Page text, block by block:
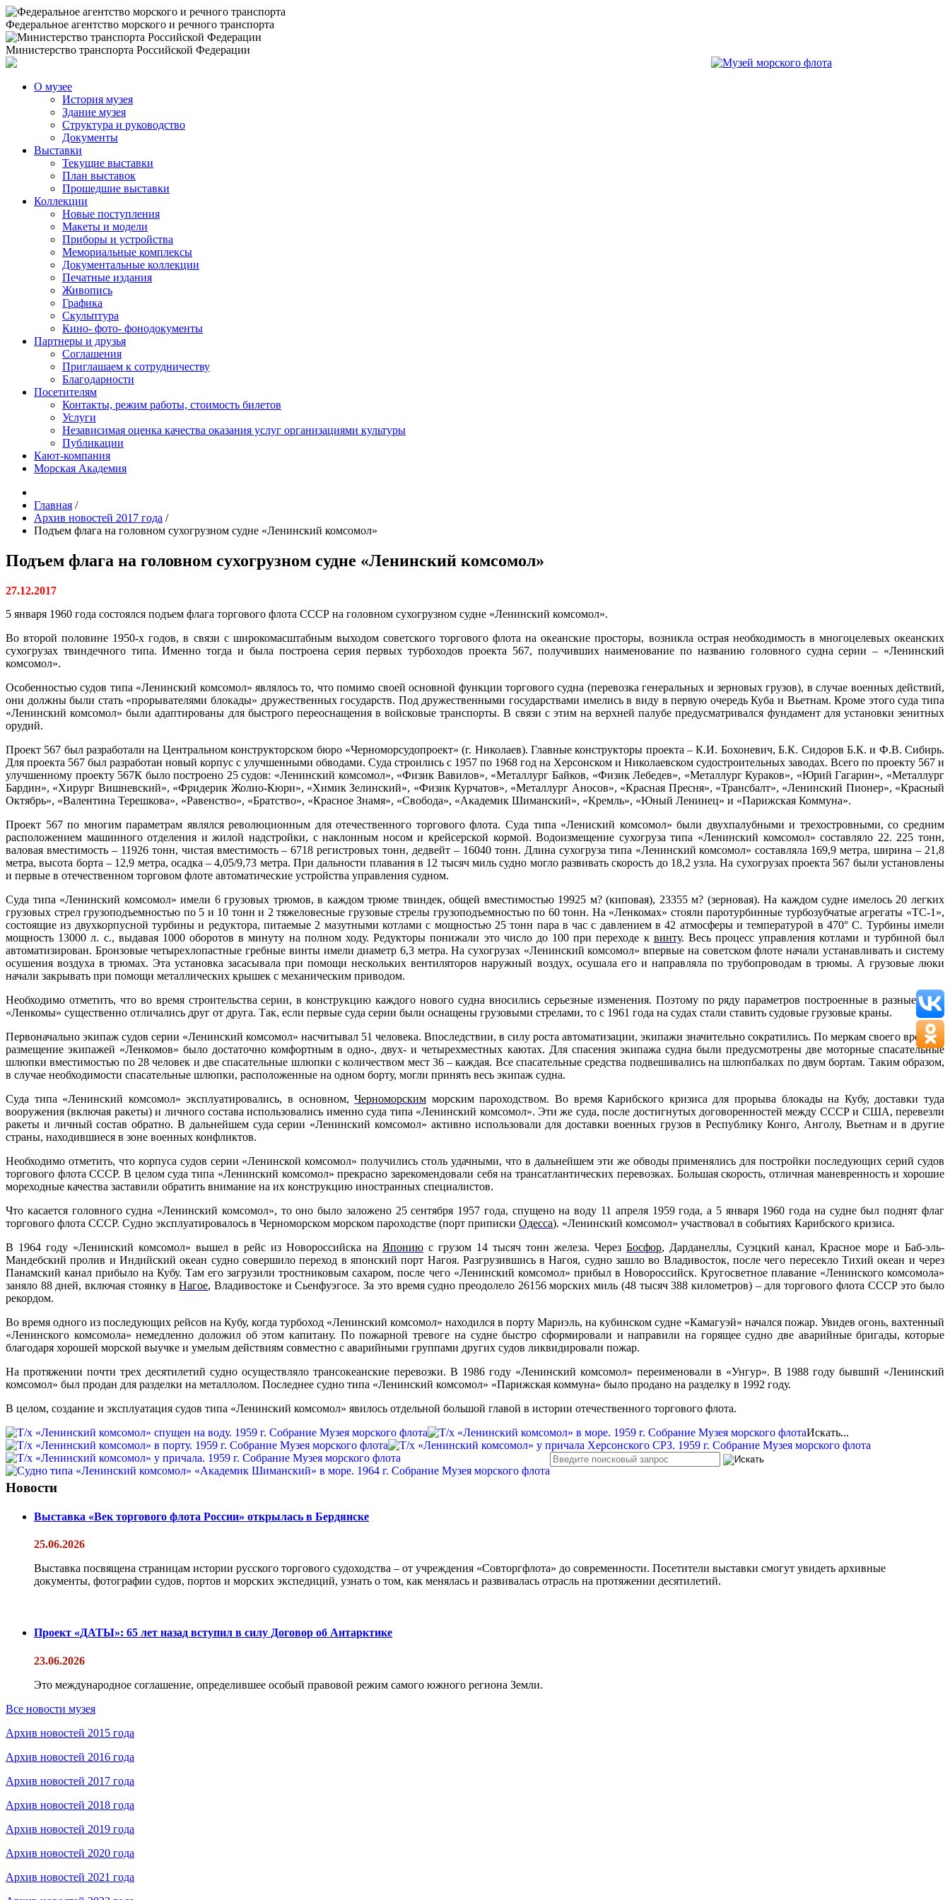
Федеральное агентство морского и речного транспорта
Министерство транспорта Российской Федерации
О музее
История музея
Здание музея
Структура и руководство
Документы
Выставки
Текущие выставки
План выставок
Прошедшие выставки
Коллекции
Новые поступления
Макеты и модели
Приборы и устройства
Мемориальные комплексы
Документальные коллекции
Печатные издания
Живопись
Графика
Скульптура
Кино- фото- фонодокументы
Партнеры и друзья
Соглашения
Приглашаем к сотрудничеству
Благодарности
Посетителям
Контакты, режим работы, стоимость билетов
Услуги
Независимая оценка качества оказания услуг организациями культуры
Публикации
Кают-компания
Морская Академия
Главная /
Архив новостей 2017 года /
Подъем флага на головном сухогрузном судне «Ленинский комсомол»
Подъем флага на головном сухогрузном судне «Ленинский комсомол»
27.12.2017
5 января 1960 года состоялся подъем флага торгового флота СССР на головном сухогрузном судне «Ленинский комсомол».
Во второй половине 1950-х годов, в связи с широкомасштабным выходом советского торгового флота на океанские просторы, возникла острая необходимость в многоцелевых океанских
сухогрузах твиндечного типа. Именно тогда и была построена серия первых турбоходов проекта 567, получивших наименование по названию головного судна серии – «Ленинский
комсомол».
Особенностью судов типа «Ленинский комсомол» являлось то, что помимо своей основной функции торгового судна (перевозка генеральных и зерновых грузов), в случае военных действий,
они должны были стать «прорывателями блокады» дружественных государств. Под дружественными государствами имелись в виду в первую очередь Куба и Вьетнам. Кроме этого суда типа
«Ленинский комсомол» были адаптированы для быстрого переоснащения в войсковые транспорты. В связи с этим на верхней палубе предусматривался фундамент для установки зенитных
орудий.
Проект 567 был разработали на Центральном конструкторском бюро «Черноморсудопроект» (г. Николаев). Главные конструкторы проекта – К.И. Бохоневич, Б.К. Сидоров Б.К. и Ф.В. Сибирь.
Для проекта 567 был разработан новый корпус с улучшенными обводами. Суда строились с 1957 по 1968 год на Херсонском и Николаевском судостроительных заводах. Всего по проекту 567 и
улучшенному проекту 567К было построено 25 судов: «Ленинский комсомол», «Физик Вавилов», «Металлург Байков, «Физик Лебедев», «Металлург Кураков», «Юрий Гагарин», «Металлург
Бардин», «Хирург Вишневский», «Фридерик Жолио-Кюри», «Химик Зелинский», «Физик Курчатов», «Металлург Аносов», «Красная Пресня», «Трансбалт», «Ленинский Пионер», «Красный
Октябрь», «Валентина Терешкова», «Равенство», «Братство», «Красное Знамя», «Свобода», «Академик Шиманский», «Кремль», «Юный Ленинец» и «Парижская Коммуна».
Проект 567 по многим параметрам являлся революционным для отечественного торгового флота. Суда типа «Лениский комсомол» были двухпалубными и трехостровными, со средним
расположением машинного отделения и жилой надстройки, с наклонным носом и крейсерской кормой. Водоизмещение сухогруза типа «Ленинский комсомол» составляло 22. 225 тонн,
валовая вместимость – 11926 тонн, чистая вместимость – 6718 регистровых тонн, дедвейт – 16040 тонн. Длина сухогруза типа «Ленинский комсомол» составляла 169,9 метра, ширина – 21,8
метра, высота борта – 12,9 метра, осадка – 4,05/9,73 метра. При дальности плавания в 12 тысяч миль судно могло развивать скорость до 18,2 узла. На сухогрузах проекта 567 были установлены
и первые в отечественном торговом флоте автоматические устройства управления судном.
Суда типа «Ленинский комсомол» имели 6 грузовых трюмов, в каждом трюме твиндек, общей вместимостью 19925 м? (киповая), 23355 м? (зерновая). На каждом судне имелось 20 легких
грузовых стрел грузоподъемностью по 5 и 10 тонн и 2 тяжеловесные грузовые стрелы грузоподъемностью по 60 тонн. На «Ленкомах» стояли паротурбинные турбозубчатые агрегаты «ТС-1»,
состоящие из двухкорпусной турбины и редуктора, питаемые 2 мазутными котлами с мощностью 25 тонн пара в час с давлением в 42 атмосферы и температурой в 470° С. Турбиныимели
мощность 13000 л. с., выдавая 1000 оборотов в минуту на полном ходу. Редукторы понижали это число до 100 при переходе к винту. Весь процесс управления котлами и турбиной был
автоматизирован. Бронзовые четырехлопастные гребные винты имели диаметр 6,3 метра. На сухогрузах «Ленинский комсомол» впервые на советском флоте начали устанавливать и систему
осушения воздуха в трюмах. Эта установка засасывала при помощи нескольких вентиляторов наружный воздух, осушала его и направляла по трубопроводам в трюмы. А грузовые люки
начали закрывать при помощи металлических крышек с механическим приводом.
Необходимо отметить, что во время строительства серии, в конструкцию каждого нового судна вносились серьезные изменения. Поэтому по ряду параметров построенные в разные годы
«Ленкомы» существенно отличались друг от друга. Так, если первые суда серии были оснащены грузовыми стрелами, то с 1961 года на судах стали ставить судовые грузовые краны.
Первоначально экипаж судов серии «Ленинский комсомол» насчитывал 51 человека. Впоследствии, в силу роста автоматизации, экипажи значительно сократились. По меркам своего времени
размещение экипажей «Ленкомов» было достаточно комфортным в одно-, двух- и четырехместных каютах. Для спасения экипажа судна были предусмотрены две моторные спасательные
шлюпки вместимостью по 28 человек и две спасательные шлюпки с количеством мест 36 – каждая. Все спасательные средства подвешивались на шлюпбалках по двум бортам. Таким образом,
в случае необходимости спасательные шлюпки, расположенные на одном борту, могли принять весь экипаж судна.
Суда типа «Ленинский комсомол» эксплуатировались, в основном,Черноморским морским пароходством. Во время Карибского кризиса для прорыва блокады на Кубу, доставки туда
вооружения (включая ракеты) и личного состава использовались именно суда типа «Ленинский комсомол». Эти же суда, после достигнутых договоренностей между СССР и США, перевезли
ракеты и личный состав обратно. В дальнейшем суда серии «Ленинский комсомол» активно использовали для доставки военных грузов вРеспублику Конго, Анголу, Вьетнами в другие
страны, находившиеся в зоне военных конфликтов.
Необходимо отметить, что корпуса судов серии «Ленинской комсомол» получились столь удачными, что в дальнейшем эти же обводы применялись для постройки последующих серий судов
торгового флота СССР. В целом суда типа «Ленинский комсомол» прекрасно зарекомендовали себя на трансатлантических перевозках. Большая скорость, отличная маневренность и хорошие
мореходные качества заставили обратить внимание на их конструкцию иностранных специалистов.
Что касается головного судна «Ленинский комсомол», то оно было заложено 25 сентября 1957 года, спущено на воду 11 апреля 1959 года, а 5 января 1960 года на судне был поднят флаг
торгового флота СССР. Судно эксплуатировалось в Черноморском морском пароходстве (порт приписки Одесса). «Ленинский комсомол» участвовал в событиях Карибского кризиса.
В 1964 году «Ленинский комсомол» вышел в рейс из Новороссийска на Японию с грузом 14 тысяч тонн железа. Через Босфор, Дарданеллы, Суэцкий канал, Красное море и Баб-эль-
Мандебский пролив и Индийский океан судно совершило переход в японский порт Нагоя. Разгрузившись в Нагоя, судно зашло во Владивосток, после чего пересекло Тихий океан и через
Панамский канал прибыло на Кубу. Там его загрузили тростниковым сахаром, после чего «Ленинский комсомол» прибыл в Новороссийск. Кругосветное плавание «Ленинского комсомола»
заняло 88 дней, включая стоянку вНагое,Владивостоке иСьенфуэгосе. За это время судно преодолело 26156 морских миль (48 тысяч 388 километров) – для торгового флота СССР это было
рекордом.
Во время одного из последующих рейсов на Кубу, когда турбоход «Ленинский комсомол» находился в порту Мариэль, на кубинском судне «Камагуэй» начался пожар. Увидев огонь, вахтенный
«Ленинского комсомола» немедленно доложил об этом капитану. По пожарной тревоге на судне быстро сформировали и направили на горящее судно две аварийные бригады, которые
благодаря хорошей морской выучке и умелым действиям совместно с аварийными группами других судов ликвидировали пожар.
На протяжении почти трех десятилетий судно осуществляло трансокеанские перевозки. В 1986 году «Ленинский комсомол» переименовали в «Унгур». В 1988 году бывший «Ленинский
комсомол» был продан для разделки на металлолом. Последнее судно типа «Ленинский комсомол» «Парижская коммуна» было продано на разделку в 1992 году.
В целом, создание и эксплуатация судов типа «Ленинский комсомол» явилось отдельной большой главой в истории отечественного торгового флота.
Искать...
Новости
Выставка «Век торгового флота России» открылась в Бердянске
25.06.2026
Выставка посвящена страницам истории русского торгового судоходства – от учреждения «Совторгфлота» до современности. Посетители выставки смогут увидеть архивные
документы, фотографии судов, портов и морских экспедиций, узнать о том, как менялась и развивалась отрасль на протяжении десятилетий.
Проект «ДАТЫ»: 65 лет назад вступил в силу Договор об Антарктике
23.06.2026
Это международное соглашение, определившее особый правовой режим самого южного региона Земли.
Все новости музея
Архив новостей 2015 года
Архив новостей 2016 года
Архив новостей 2017 года
Архив новостей 2018 года
Архив новостей 2019 года
Архив новостей 2020 года
Архив новостей 2021 года